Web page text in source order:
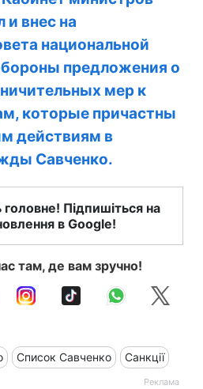
внес на
национальной
предложения о
мер к
которые причастны
действиям в
Савченко.
головне! Підпишіться на
в Google!
там, де вам зручно!
Список Савченко Санкції